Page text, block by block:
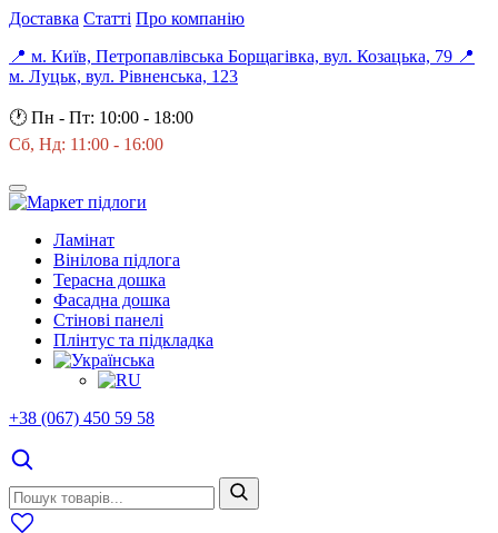
Доставка Статті Про компанію
📍 м. Київ, Петропавлівська Борщагівка, вул. Козацька, 79 📍
м. Луцьк, вул. Рівненська, 123
🕐 Пн - Пт: 10:00 - 18:00
Сб, Нд: 11:00 - 16:00
Ламінат
Вінілова підлога
Терасна дошка
Фасадна дошка
Стінові панелі
Плінтус та підкладка
+38 (067) 450 59 58